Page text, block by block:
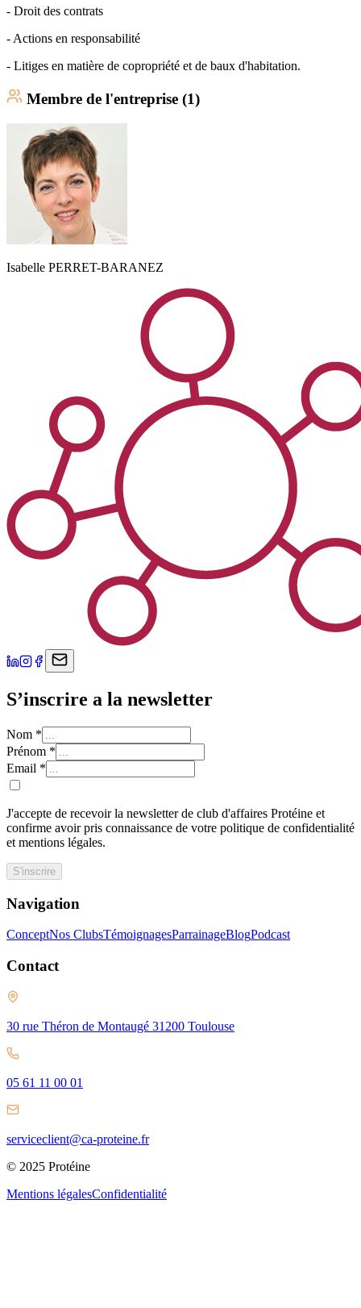
- Droit des contrats
- Actions en responsabilité
- Litiges en matière de copropriété et de baux d'habitation.
Membre de l'entreprise (1)
Isabelle PERRET-BARANEZ
S’inscrire a la newsletter
Nom *
Prénom *
Email *
J'accepte de recevoir la newsletter de club d'affaires Protéine et
confirme avoir pris connaissance de votre politique de confidentialité
et mentions légales.
S'inscrire
Navigation
ConceptNos ClubsTémoignagesParrainageBlogPodcast
Contact
30 rue Théron de Montaugé 31200 Toulouse
05 61 11 00 01
serviceclient@ca-proteine.fr
© 2025 Protéine
Mentions légalesConfidentialité